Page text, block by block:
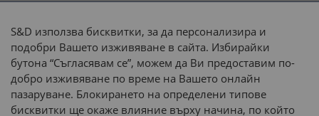
Начини на плащане:
Доставка до адрес с:
S&D използва бисквитки, за да персонализира и
подобри Вашето изживяване в сайта. Избирайки
бутона “Съгласявам се”, можем да Ви предоставим по-
добро изживяване по време на Вашето онлайн
пазаруване. Блокирането на определени типове
бисквитки ще окаже влияние върху начина, по който